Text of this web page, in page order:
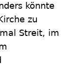
könnte
zu
Streit, im